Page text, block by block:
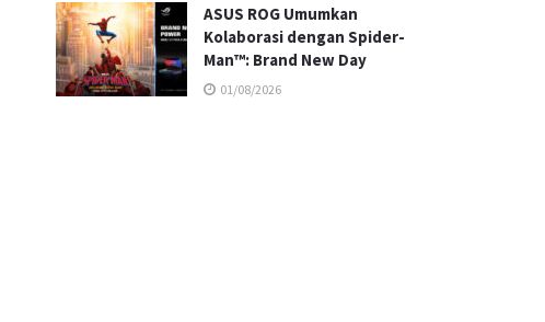
ASUS ROG Umumkan
Kolaborasi dengan Spider-
Man™: Brand New Day
01/08/2026